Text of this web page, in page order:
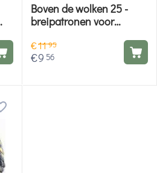
Boven de wolken 25 -
breipatronen voor
€1195
€9 56